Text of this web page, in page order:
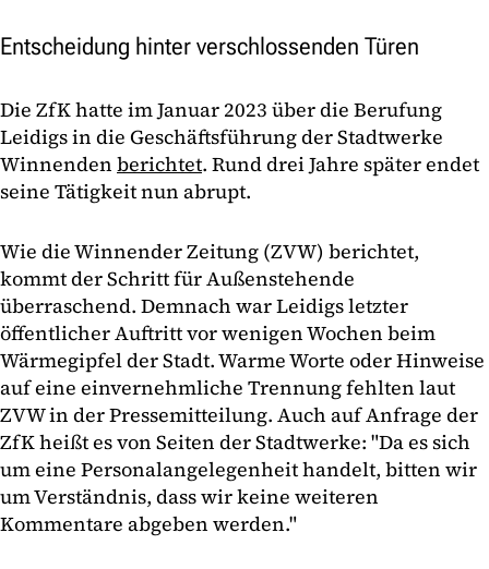
Entscheidung hinter verschlossenden Türen
Die ZfK hatte im Januar 2023 über die Berufung
Leidigs in die Geschäftsführung der Stadtwerke
Winnenden berichtet. Rund drei Jahre später endet
seine Tätigkeit nun abrupt.
Wie die Winnender Zeitung (ZVW) berichtet,
kommt der Schritt für Außenstehende
überraschend. Demnach war Leidigs letzter
öffentlicher Auftritt vor wenigen Wochen beim
Wärmegipfel der Stadt. Warme Worte oder Hinweise
auf eine einvernehmliche Trennung fehlten laut
ZVW in der Pressemitteilung. Auch auf Anfrage der
ZfK heißt es von Seiten der Stadtwerke: "Da es sich
um eine Personalangelegenheit handelt, bitten wir
um Verständnis, dass wir keine weiteren
Kommentare abgeben werden."